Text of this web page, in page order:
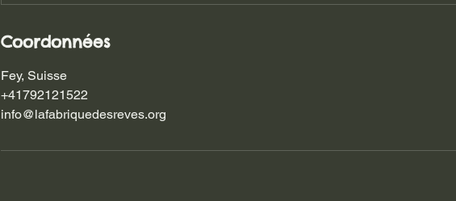
Coordonnées
Fey, Suisse
+41792121522
info@lafabriquedesreves.org